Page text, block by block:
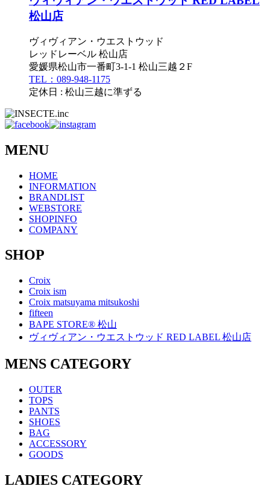
松山店
ヴィヴィアン・ウエストウッド
レッドレーベル 松山店
愛媛県松山市一番町3-1-1 松山三越２F
TEL：089-948-1175
定休日 : 松山三越に準ずる
MENU
HOME
INFORMATION
BRANDLIST
WEBSTORE
SHOPINFO
COMPANY
SHOP
Croix
Croix ism
Croix matsuyama mitsukoshi
fifteen
BAPE STORE® 松山
ヴィヴィアン・ウエストウッド RED LABEL 松山店
MENS CATEGORY
OUTER
TOPS
PANTS
SHOES
BAG
ACCESSORY
GOODS
LADIES CATEGORY